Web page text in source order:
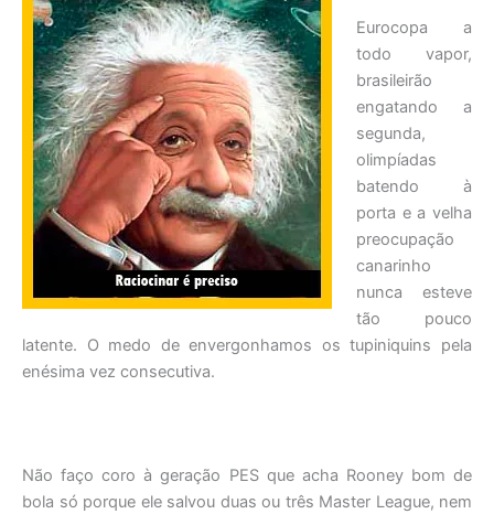
Eurocopa a
todo vapor,
brasileirão
engatando a
segunda,
olimpíadas
batendo à
porta e a velha
preocupação
canarinho
nunca esteve
tão pouco
latente. O medo de envergonhamos os tupiniquins pela
enésima vez consecutiva.
Não faço coro à geração PES que acha Rooney bom de
bola só porque ele salvou duas ou três Master League, nem